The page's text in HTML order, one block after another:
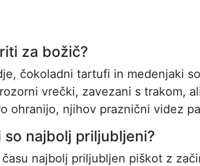
za božič?
čokoladni tartufi in medenjaki
vrečki, zavezani s trakom,
ohranijo, njihov praznični videz
najbolj priljubljeni?
najbolj priljubljen piškot z